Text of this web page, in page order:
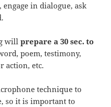
in dialogue, ask
willprepare a 30 sec. to
poem, testimony,
action, etc.
technique to
so it is important to